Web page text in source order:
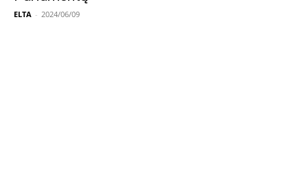
ELTA - 2024/06/09